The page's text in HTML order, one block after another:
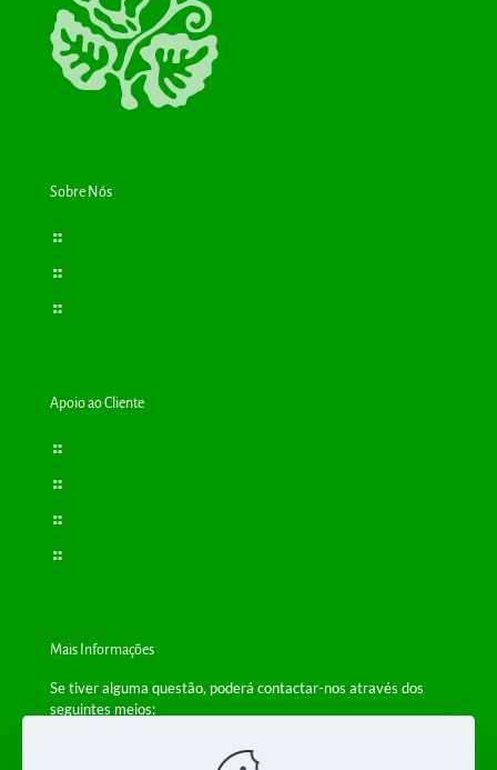
Sobre Nós
Apoio ao Cliente
Mais Informações
Se tiver alguma questão, poderá contactar-nos através dos
seguintes meios:
Telefone: +(351) 229 554 650